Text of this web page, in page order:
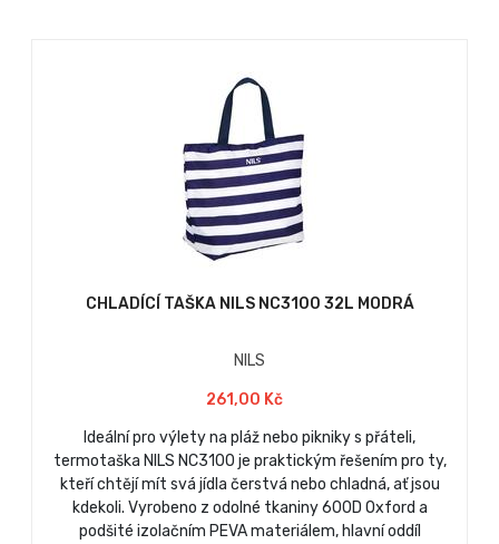
CHLADÍCÍ TAŠKA NILS NC3100 32L MODRÁ
NILS
261,00 Kč
Ideální pro výlety na pláž nebo pikniky s přáteli,
termotaška NILS NC3100 je praktickým řešením pro ty,
kteří chtějí mít svá jídla čerstvá nebo chladná, ať jsou
kdekoli. Vyrobeno z odolné tkaniny 600D Oxford a
podšité izolačním PEVA materiálem, hlavní oddíl